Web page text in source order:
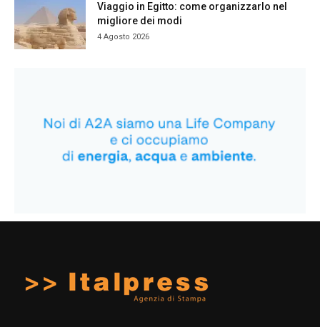
Viaggio in Egitto: come organizzarlo nel
migliore dei modi
4 Agosto 2026